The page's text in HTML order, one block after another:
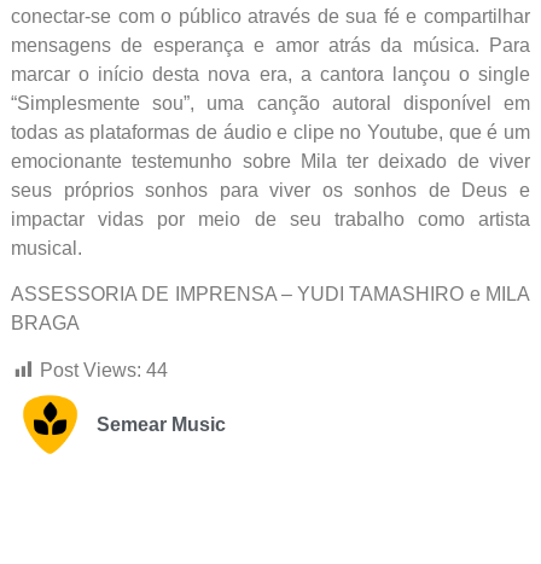
conectar-se com o público através de sua fé e compartilhar
mensagens de esperança e amor atrás da música. Para
marcar o início desta nova era, a cantora lançou o single
“Simplesmente sou”, uma canção autoral disponível em
todas as plataformas de áudio e clipe no Youtube, que é um
emocionante testemunho sobre Mila ter deixado de viver
seus próprios sonhos para viver os sonhos de Deus e
impactar vidas por meio de seu trabalho como artista
musical.
ASSESSORIA DE IMPRENSA – YUDI TAMASHIRO e MILA
BRAGA
Post Views: 44
Semear Music